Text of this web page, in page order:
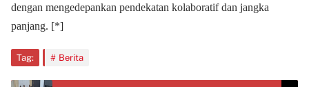
dengan mengedepankan pendekatan kolaboratif dan jangka
panjang. [*]
Tag: Berita